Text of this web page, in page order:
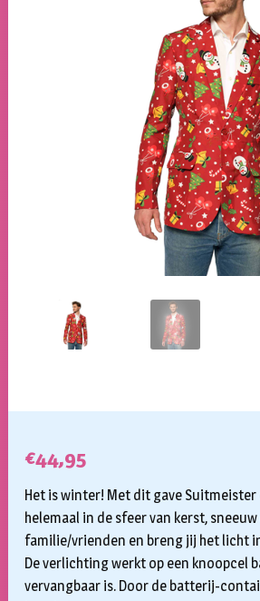
€44,95
Het is winter! Met dit gave
helemaal in de sfeer van kerst,
familie/vrienden en breng jij het licht
De verlichting werkt op een knoopcel
vervangbaar is. Door de batterij-